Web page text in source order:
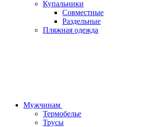
Купальники
Совместные
Раздельные
Пляжная одежда
Мужчинам
Термобелье
Трусы